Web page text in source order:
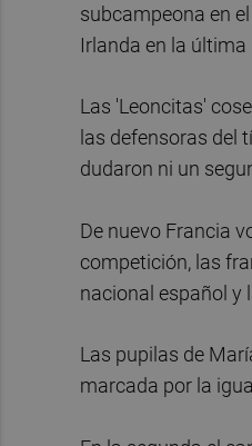
subcampeona en
Irlanda en la
Las 'Leoncitas'
las defensoras del
dudaron ni un
De nuevo Francia
competición, las
nacional español y
Las pupilas de
marcada por la